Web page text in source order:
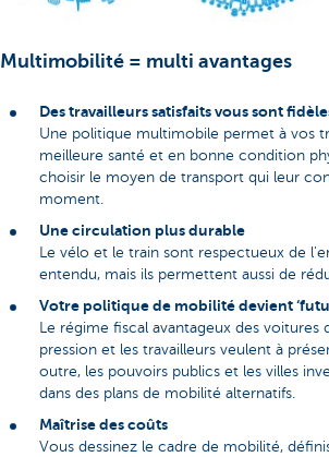
Multimobilité = multi avantages
Des travailleurs satisfaits vous sont
Une politique multimobile permet à vos
meilleure santé et en bonne condition
choisir le moyen de transport qui leur
moment.
Une circulation plus durable
Le vélo et le train sont respectueux de
entendu, mais ils permettent aussi de
Votre politique de mobilité devient
Le régime fiscal avantageux des voitures
pression et les travailleurs veulent à
outre, les pouvoirs publics et les villes
dans des plans de mobilité alternatifs.
Maîtrise des coûts
Vous dessinez le cadre de mobilité,